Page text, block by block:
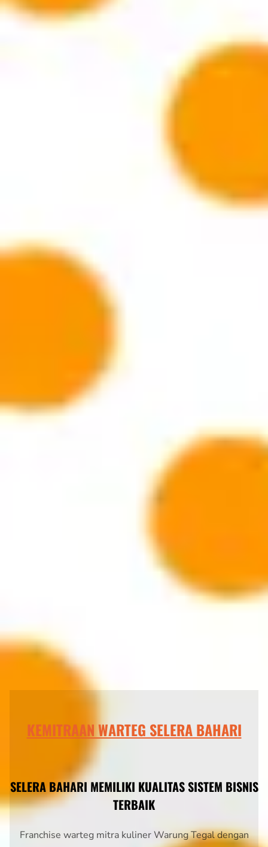
KEMITRAAN WARTEG SELERA BAHARI
SELERA BAHARI MEMILIKI KUALITAS SISTEM BISNIS
TERBAIK
Franchise warteg mitra kuliner Warung Tegal dengan